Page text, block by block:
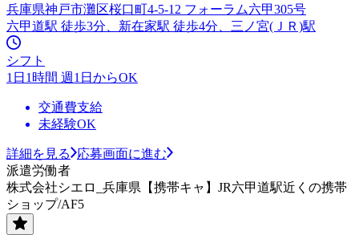
兵庫県神戸市灘区桜口町4-5-12 フォーラム六甲305号
六甲道駅 徒歩3分、新在家駅 徒歩4分、三ノ宮(ＪＲ)駅
シフト
1日1時間 週1日からOK
交通費支給
未経験OK
詳細を見る
応募画面に進む
派遣労働者
株式会社シエロ_兵庫県【携帯キャ】JR六甲道駅近くの携帯
ショップ/AF5